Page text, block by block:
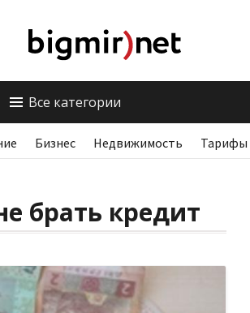
Все категории
Бизнес Недвижимость Тарифы
брать кредит